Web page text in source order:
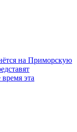
на Приморскую
эта